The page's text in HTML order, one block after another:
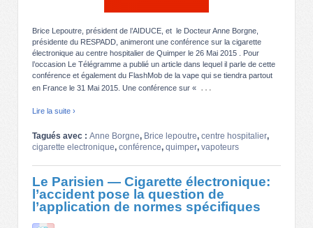
Brice Lepoutre, président de l’AIDUCE, et le Docteur Anne Borgne,
présidente du RESPADD, animeront une conférence sur la cigarette
électronique au centre hospitalier de Quimper le 26 Mai 2015 . Pour
l’occasion Le Télégramme a publié un article dans lequel il parle de cette
conférence et également du FlashMob de la vape qui se tiendra partout
en France le 31 Mai 2015. Une conférence sur « …
Lire la suite ›
Tagués avec : Anne Borgne, Brice lepoutre, centre hospitalier,
cigarette electronique, conférence, quimper, vapoteurs
Le Parisien — Cigarette électronique:
l’accident pose la question de
l’application de normes spécifiques